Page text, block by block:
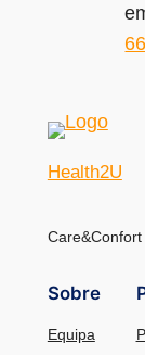
Health2U
Care&Confort
Sobre
Equipa